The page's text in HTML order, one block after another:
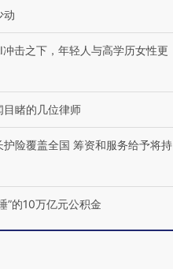
动
冲击之下，年轻人与高学历女性更
目睹的几位律师
护险覆盖全国 筹资和服务给予将持
”的10万亿元公积金